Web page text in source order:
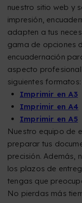
nuestro sitio web y
impresión,
adapten a tus
gama de opciones
encuadernación
aspecto
siguientes formatos:
Imprimir en A3
Imprimir en A4
Imprimir en A5
Nuestro equipo de
preparar tus
precisión. Además,
los plazos de
tengas que
No pierdas más